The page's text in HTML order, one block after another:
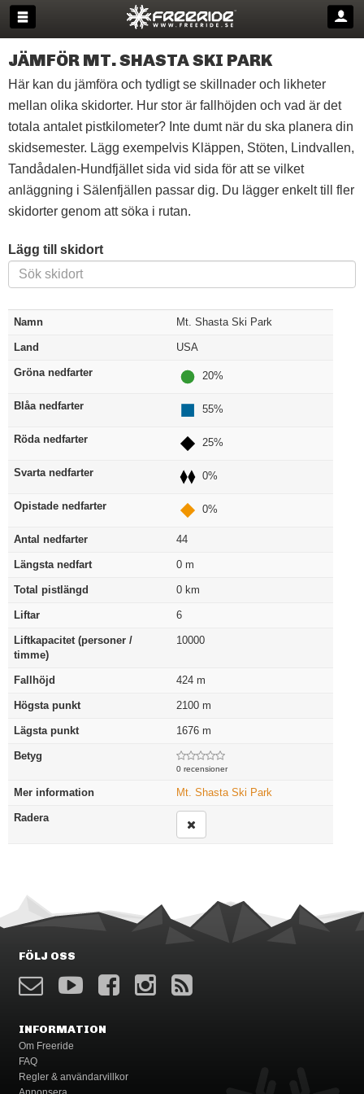
JÄMFÖR MT. SHASTA SKI PARK
Här kan du jämföra och tydligt se skillnader och likheter
mellan olika skidorter. Hur stor är fallhöjden och vad är det
totala antalet pistkilometer? Inte dumt när du ska planera din
skidsemester. Lägg exempelvis Kläppen, Stöten, Lindvallen,
Tandådalen-Hundfjället sida vid sida för att se vilket
anläggning i Sälenfjällen passar dig. Du lägger enkelt till fler
skidorter genom att söka i rutan.
Lägg till skidort
Namn Mt. Shasta Ski Park
Land USA
Gröna nedfarter 20%
Blåa nedfarter 55%
Röda nedfarter 25%
Svarta nedfarter 0%
Opistade nedfarter 0%
Antal nedfarter 44
Längsta nedfart 0 m
Total pistlängd 0 km
Liftar 6
Liftkapacitet (personer /
timme)
10000
Fallhöjd 424 m
Högsta punkt 2100 m
Lägsta punkt 1676 m
Betyg
0 recensioner
Mer information Mt. Shasta Ski Park
Radera
FÖLJ OSS
INFORMATION
Om Freeride
FAQ
Regler & användarvillkor